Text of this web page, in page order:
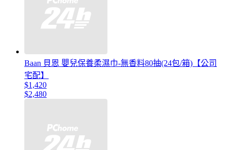
Baan 貝恩 嬰兒保養柔濕巾-無香料80抽(24包/箱)【公司
宅配】
$1,420
$2,480